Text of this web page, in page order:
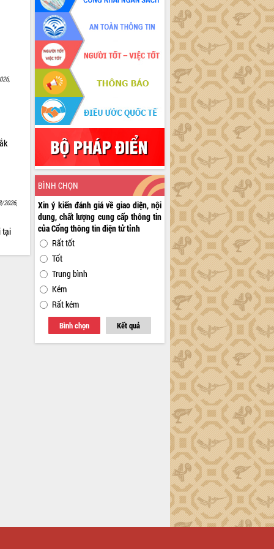
2026,
tại
BÌNH CHỌN
Xin ý kiến đánh giá về giao diện, nội
dung, chất lượng cung cấp thông tin
của Cổng thông tin điện tử tỉnh
Rất tốt
Tốt
Trung bình
Kém
Rất kém
Bình chọn Kết quả